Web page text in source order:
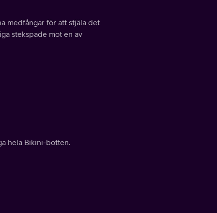
medfångar för att stjäla det
stekspade mot en av
hela Bikini-botten.